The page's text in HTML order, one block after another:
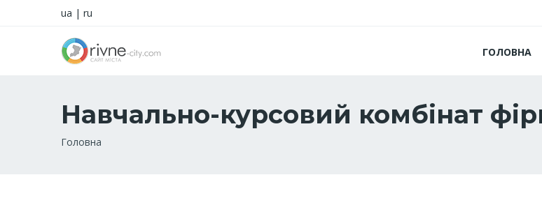
ua | ru
ГОЛОВНА
Навчально-курсовий комбінат
Рядок
Головна